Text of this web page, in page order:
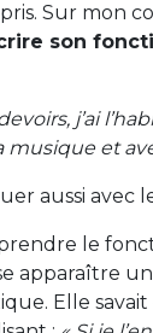
Sur mon
son
j’ai
et
aussi avec
le
apparaître
Elle